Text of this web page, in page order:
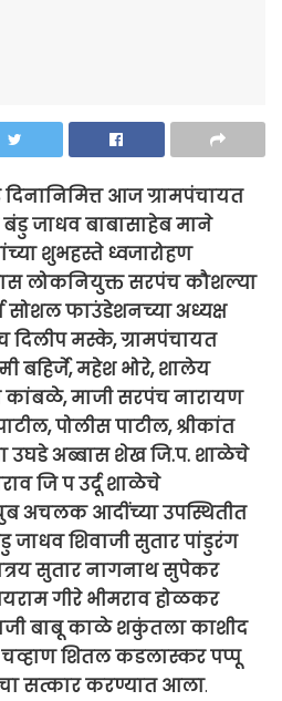
दिनानिमित्त आज ग्रामपंचायत
जाधव बाबासाहेब माने
शुभहस्ते ध्वजारोहण
लोकनियुक्त सरपंच कौशल्या
सोशल फाउंडेशनच्या अध्यक्ष
मस्के, ग्रामपंचायत
बहिर्जे, महेश भोरे, शालेय
कांबळे, माजी सरपंच नारायण
पोलीस पाटील, श्रीकांत
उघडे अब्बास शेख जि.प. शाळेचे
जि प उर्दू शाळेचे
अचलक आदींच्या उपस्थितीत
जाधव शिवाजी सुतार पांडुरंग
सुतार नागनाथ सुपेकर
गीरे भीमराव होळकर
बाबू काळे शकुंतला काशीद
शितल कडलास्कर पप्पू
सत्कार करण्यात आला.